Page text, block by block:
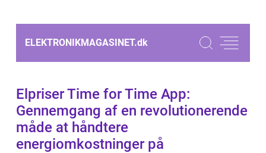
ELEKTRONIKMAGASINET.dk
Elpriser Time for Time App:
Gennemgang af en revolutionerende
måde at håndtere
energiomkostninger på